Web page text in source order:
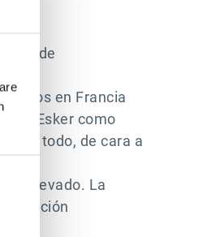
donde
en Francia
de Esker como
todo, de cara a
elevado. La